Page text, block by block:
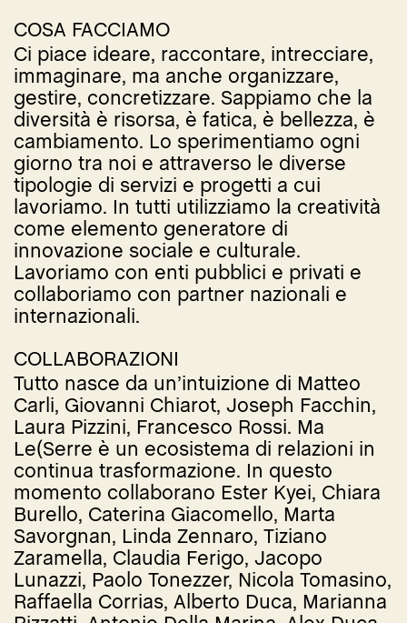
COSA FACCIAMO
Ci piace ideare, raccontare, intrecciare,
immaginare, ma anche organizzare,
gestire, concretizzare. Sappiamo che la
diversità è risorsa, è fatica, è bellezza, è
cambiamento. Lo sperimentiamo ogni
giorno tra noi e attraverso le diverse
tipologie di servizi e progetti a cui
lavoriamo. In tutti utilizziamo la creatività
come elemento generatore di
innovazione sociale e culturale.
Lavoriamo con enti pubblici e privati e
collaboriamo con partner nazionali e
internazionali.
COLLABORAZIONI
Tutto nasce da un’intuizione di Matteo
Carli, Giovanni Chiarot, Joseph Facchin,
Laura Pizzini, Francesco Rossi. Ma
Le(Serre è un ecosistema di relazioni in
continua trasformazione. In questo
momento collaborano Ester Kyei, Chiara
Burello, Caterina Giacomello, Marta
Savorgnan, Linda Zennaro, Tiziano
Zaramella, Claudia Ferigo, Jacopo
Lunazzi, Paolo Tonezzer, Nicola Tomasino,
Raffaella Corrias, Alberto Duca, Marianna